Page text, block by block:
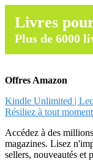
Livres
Plus de 6000
Offres Amazon
Kindle Unlimited |
Résiliez à tout
Accédez à des
magazines. Lisez
sellers, nouveautés et